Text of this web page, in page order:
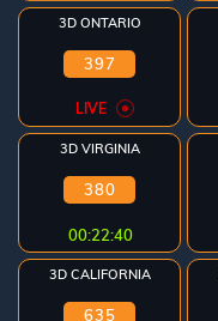
3D ONTARIO
397
LIVE
3D VIRGINIA
380
00:22:40
3D CALIFORNIA
635